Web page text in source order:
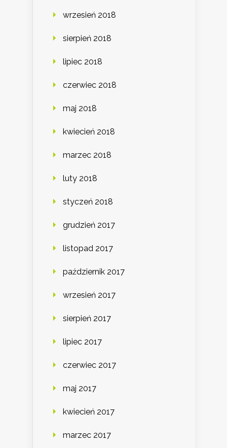
wrzesień 2018
sierpień 2018
lipiec 2018
czerwiec 2018
maj 2018
kwiecień 2018
marzec 2018
luty 2018
styczeń 2018
grudzień 2017
listopad 2017
październik 2017
wrzesień 2017
sierpień 2017
lipiec 2017
czerwiec 2017
maj 2017
kwiecień 2017
marzec 2017